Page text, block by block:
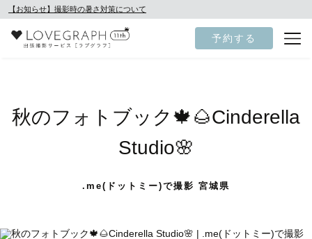
【お知らせ】撮影時の暑さ対策について
予約する
秋のフォトブック🍁🌰Cinderella
Studio🌸
.me(ドットミー)で撮影 宮城県